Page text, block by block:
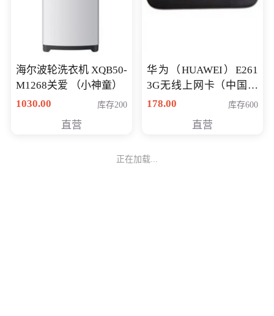
海尔波轮洗衣机 XQB50-
M1268关爱 （小神童）
1030.00
库存200
直营
华为（HUAWEI）E261
3G无线上网卡（中国联
通）
178.00 库存600
直营
正在加载...